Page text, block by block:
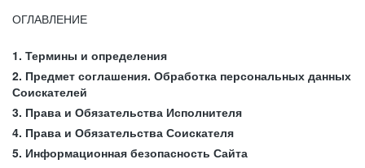
ОГЛАВЛЕНИЕ
1. Термины и определения
2. Предмет соглашения. Обработка персональных данных
Соискателей
3. Права и Обязательства Исполнителя
4. Права и Обязательства Соискателя
5. Информационная безопасность Сайта